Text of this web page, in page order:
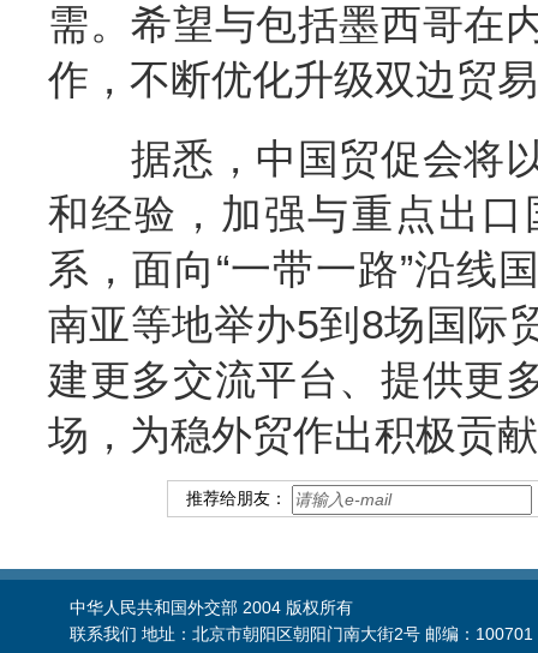
需。希望与包括墨西哥在
作，不断优化升级双边贸
据悉，中国贸促会将以
和经验，加强与重点出
系，面向“一带一路”沿线
南亚等地举办5到8场国际
建更多交流平台、提供更
场，为稳外贸作出积极贡
推荐给朋友：
中华人民共和国外交部 2004 版权所有
联系我们 地址：北京市朝阳区朝阳门南大街2号 邮编：